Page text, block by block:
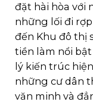
đặt hài hòa với
những lối đi
đến Khu đô thị
tiền làm nổi
lý kiến trúc
những cư dân
văn minh và